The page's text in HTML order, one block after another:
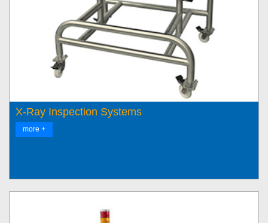
X-Ray Inspection Systems
more +